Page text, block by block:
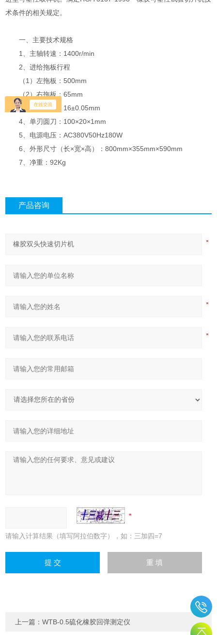
术条件的相关规定。
一、主要技术规格
1、主轴转速：1400r/min
2、进给拖板行程
（1）左拖板：500mm
（2）右拖板：65mm
3、环刀孔径：16±0.05mm
4、单刃圆刀：100×20×1mm
5、电源电压：AC380V50Hz180W
6、外形尺寸（长×宽×高）：800mm×355mm×590mm
7、净重：92Kg
产品咨询
请输入计算结果（填写阿拉伯数字），如：三加四=7
上一篇：WTB-0.5硫化橡胶回弹测定仪